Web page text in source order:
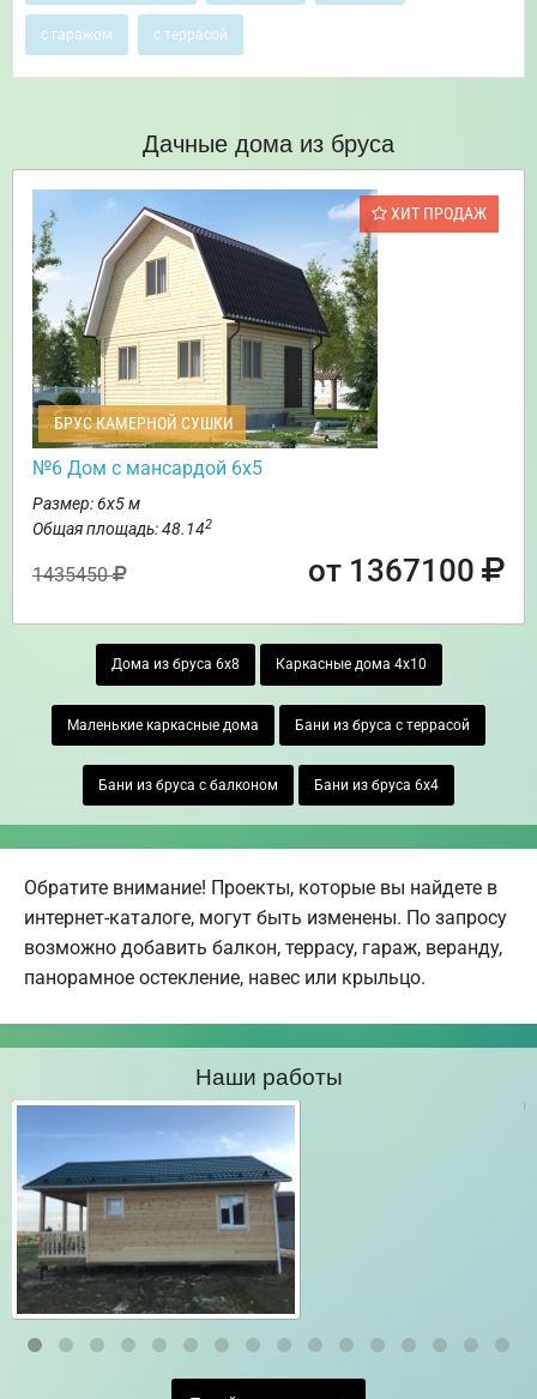
с гаражом с террасой
Дачные дома из бруса
ХИТ ПРОДАЖ
БРУС КАМЕРНОЙ СУШКИ
№6 Дом с мансардой 6х5
Размер: 6х5 м
Общая площадь: 48.142
1435450 от 1367100
Дома из бруса 6х8 Каркасные дома 4х10
Маленькие каркасные дома Бани из бруса с террасой
Бани из бруса с балконом Бани из бруса 6х4
Обратите внимание! Проекты, которые вы найдете в
интернет-каталоге, могут быть изменены. По запросу
возможно добавить балкон, террасу, гараж, веранду,
панорамное остекление, навес или крыльцо.
Наши работы